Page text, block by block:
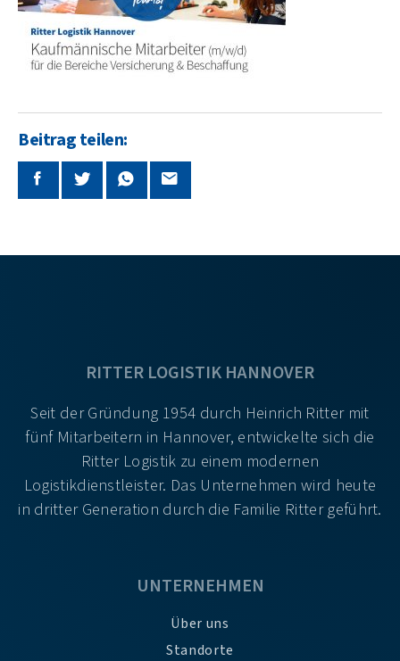
Beitrag teilen:
RITTER LOGISTIK HANNOVER
Seit der Gründung 1954 durch Heinrich Ritter mit
fünf Mitarbeitern in Hannover, entwickelte sich die
Ritter Logistik zu einem modernen
Logistikdienstleister. Das Unternehmen wird heute
in dritter Generation durch die Familie Ritter geführt.
UNTERNEHMEN
Über uns
Standorte